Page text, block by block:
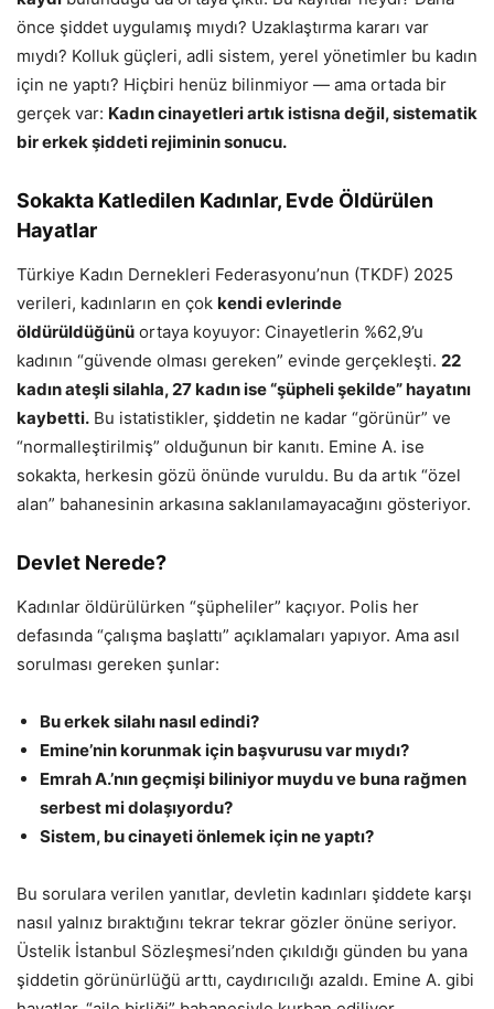
önce şiddet uygulamış mıydı? Uzaklaştırma kararı var
mıydı? Kolluk güçleri, adli sistem, yerel yönetimler bu kadın
için ne yaptı? Hiçbiri henüz bilinmiyor — ama ortada bir
gerçek var: Kadın cinayetleri artık istisna değil, sistematik
bir erkek şiddeti rejiminin sonucu.
Sokakta Katledilen Kadınlar, Evde Öldürülen
Hayatlar
Türkiye Kadın Dernekleri Federasyonu’nun (TKDF) 2025
verileri, kadınların en çok kendi evlerinde
öldürüldüğünü ortaya koyuyor: Cinayetlerin %62,9’u
kadının “güvende olması gereken” evinde gerçekleşti. 22
kadın ateşli silahla, 27 kadın ise “şüpheli şekilde” hayatını
kaybetti. Bu istatistikler, şiddetin ne kadar “görünür” ve
“normalleştirilmiş” olduğunun bir kanıtı. Emine A. ise
sokakta, herkesin gözü önünde vuruldu. Bu da artık “özel
alan” bahanesinin arkasına saklanılamayacağını gösteriyor.
Devlet Nerede?
Kadınlar öldürülürken “şüpheliler” kaçıyor. Polis her
defasında “çalışma başlattı” açıklamaları yapıyor. Ama asıl
sorulması gereken şunlar:
Bu erkek silahı nasıl edindi?
Emine’nin korunmak için başvurusu var mıydı?
Emrah A.’nın geçmişi biliniyor muydu ve buna rağmen
serbest mi dolaşıyordu?
Sistem, bu cinayeti önlemek için ne yaptı?
Bu sorulara verilen yanıtlar, devletin kadınları şiddete karşı
nasıl yalnız bıraktığını tekrar tekrar gözler önüne seriyor.
Üstelik İstanbul Sözleşmesi’nden çıkıldığı günden bu yana
şiddetin görünürlüğü arttı, caydırıcılığı azaldı. Emine A. gibi